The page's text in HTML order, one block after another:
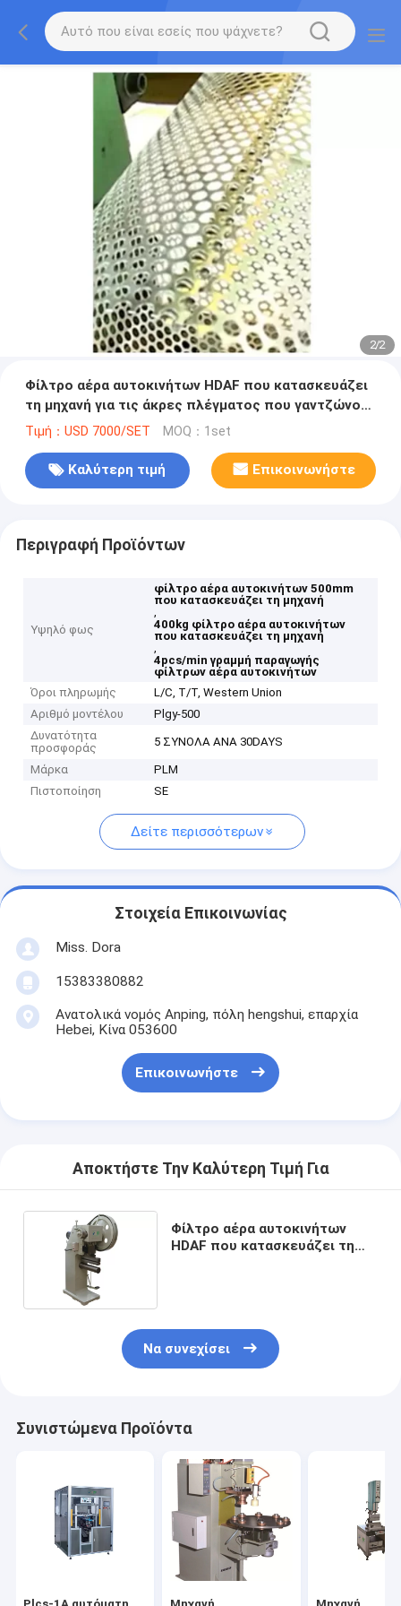
2/2
Φίλτρο αέρα αυτοκινήτων HDAF που κατασκευάζει
τη μηχανή για τις άκρες πλέγματος που γαντζώνουν
τη συμπίεση
Τιμή：USD 7000/SET MOQ：1set
Καλύτερη τιμή Επικοινωνήστε
Περιγραφή Προϊόντων
Υψηλό φως
φίλτρο αέρα αυτοκινήτων 500mm
που κατασκευάζει τη μηχανή
,
400kg φίλτρο αέρα αυτοκινήτων
που κατασκευάζει τη μηχανή
,
4pcs/min γραμμή παραγωγής
φίλτρων αέρα αυτοκινήτων
Όροι πληρωμής
L/C, T/T, Western Union
Αριθμό μοντέλου
Plgy-500
Δυνατότητα
προσφοράς
5 ΣΥΝΟΛΑ ΑΝΑ 30DAYS
Μάρκα
PLM
Πιστοποίηση
SE
Δείτε περισσότερων
Στοιχεία Επικοινωνίας
Miss. Dora
15383380882
Ανατολικά νομός Anping, πόλη hengshui, επαρχία
Hebei, Κίνα 053600
Επικοινωνήστε
Αποκτήστε Την Καλύτερη Τιμή Για
Φίλτρο αέρα αυτοκινήτων
HDAF που κατασκευάζει τη
Να συνεχίσει
Συνιστώμενα Προϊόντα